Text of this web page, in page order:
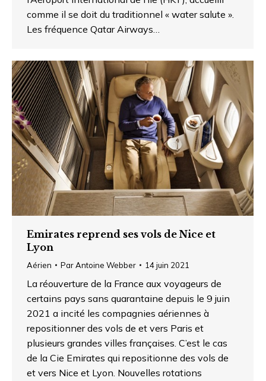
comme il se doit du traditionnel « water salute ».
Les fréquence Qatar Airways…
Emirates reprend ses vols de Nice et
Lyon
Aérien ParAntoine Webber 14 juin 2021
La réouverture de la France aux voyageurs de
certains pays sans quarantaine depuis le 9 juin
2021 a incité les compagnies aériennes à
repositionner des vols de et vers Paris et
plusieurs grandes villes françaises. C’est le cas
de la Cie Emirates qui repositionne des vols de
et vers Nice et Lyon. Nouvelles rotations